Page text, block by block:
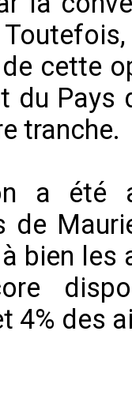
cette
du Pays
tranche.
a été
de
bien les
4% des